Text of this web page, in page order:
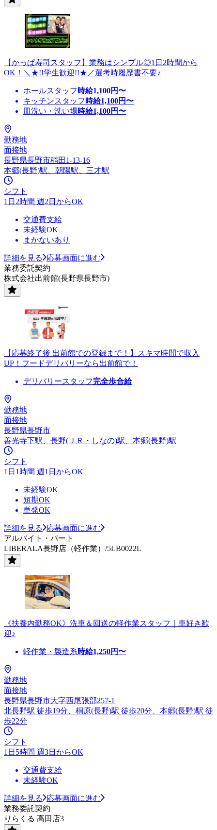
【かっぱ寿司スタッフ】業務はシンプル◎1日2時間から
OK！＼★!!学生歓迎!!★／選考時履歴書不要♪
ホールスタッフ 時給1,100円〜
キッチンスタッフ 時給1,100円〜
皿洗い・洗い場時給1,100円〜
勤務地
面接地
長野県長野市稲田1-13-16
本郷(長野)駅、朝陽駅、三才駅
シフト
1日2時間 週2日からOK
交通費支給
未経験OK
まかないあり
詳細を見る
応募画面に進む
業務委託契約
株式会社出前館(長野県長野市)
【応募終了後 出前館での登録まで！】スキマ時間で収入
UP！フードデリバリーなら出前館で！
デリバリースタッフ完全歩合給
勤務地
面接地
長野県長野市
善光寺下駅、長野(ＪＲ・しなの)駅、本郷(長野)駅
シフト
1日1時間 週1日からOK
未経験OK
短期OK
単発OK
詳細を見る
応募画面に進む
アルバイト・パート
LIBERALA長野店（軽作業）/5LB0022L
《扶養内勤務OK》洗車＆回送の軽作業スタッフ｜車好き歓
迎♪
軽作業・製造系時給1,250円〜
勤務地
面接地
長野県長野市大字西尾張部257-1
北長野駅 徒歩19分、桐原(長野)駅 徒歩20分、本郷(長野)駅 徒
歩22分
シフト
1日5時間 週3日からOK
交通費支給
未経験OK
詳細を見る
応募画面に進む
業務委託契約
りらくる 高田店3